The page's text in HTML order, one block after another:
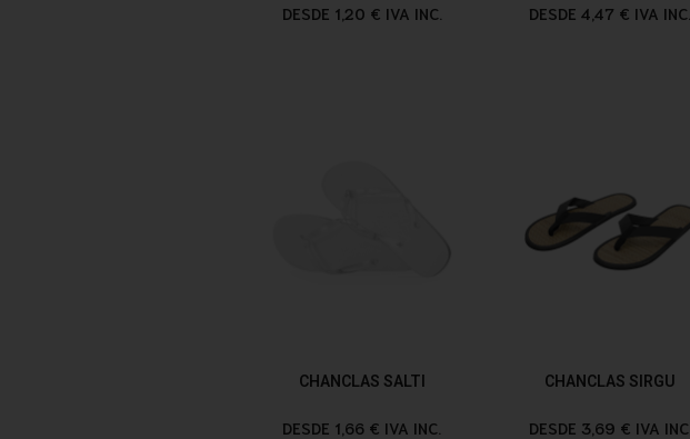
DESDE 1,20 € IVA INC. DESDE 4,47 € IVA INC.
CHANCLAS SALTI
DESDE 1,66 € IVA INC.
CHANCLAS SIRGU
DESDE 3,69 € IVA INC.